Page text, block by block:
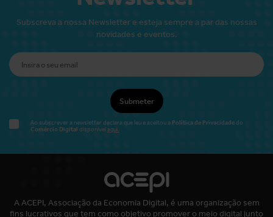
Subscreva a nossa Newsletter e esteja sempre a par das nossas
novidades e eventos.
Submeter
Ao subscrever a newsletter declara que leu e aceitou a Política de Privacidadedo
Comércio Digital disponível aqui.
A ACEPI, Associação da Economia Digital, é uma organização sem
fins lucrativos que tem como objetivo promover o meio digital junto